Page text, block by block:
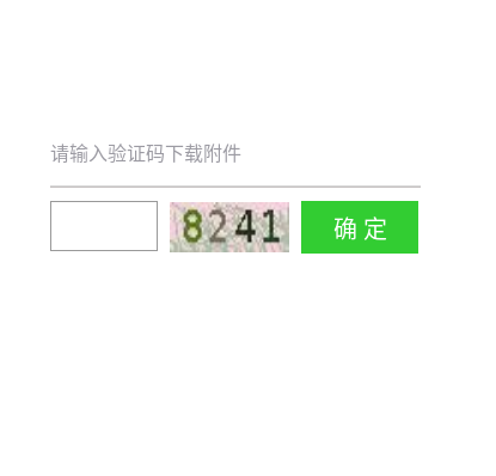
请输入验证码下载附件